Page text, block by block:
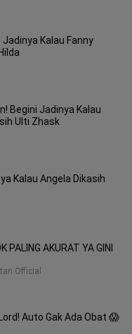
Jadinya Kalau Fanny
Begini Jadinya Kalau
Ulti Zhask
Kalau Angela Dikasih
PALING AKURAT YA GINI
Official
Auto Gak Ada Obat 😱